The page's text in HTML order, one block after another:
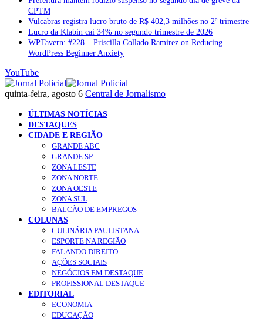
CPTM
Vulcabras registra lucro bruto de R$ 402,3 milhões no 2º trimestre
Lucro da Klabin cai 34% no segundo trimestre de 2026
WPTavern: #228 – Priscilla Collado Ramirez on Reducing
WordPress Beginner Anxiety
YouTube
quinta-feira, agosto 6 Central de Jornalismo
ÚLTIMAS NOTÍCIAS
DESTAQUES
CIDADE E REGIÃO
GRANDE ABC
GRANDE SP
ZONA LESTE
ZONA NORTE
ZONA OESTE
ZONA SUL
BALCÃO DE EMPREGOS
COLUNAS
CULINÁRIA PAULISTANA
ESPORTE NA REGIÃO
FALANDO DIREITO
AÇÕES SOCIAIS
NEGÓCIOS EM DESTAQUE
PROFISSIONAL DESTAQUE
EDITORIAL
ECONOMIA
EDUCAÇÃO